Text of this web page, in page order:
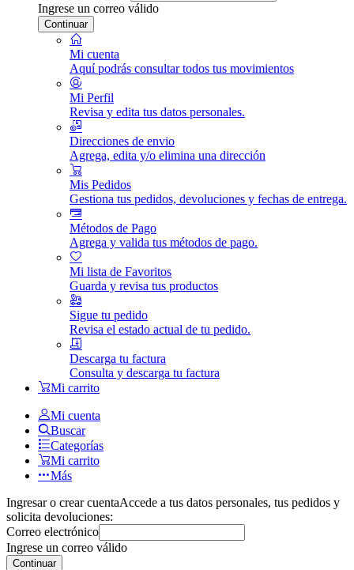
Ingrese un correo válido
Continuar
Mi cuenta
Aquí podrás consultar todos tus movimientos
Mi Perfil
Revisa y edita tus datos personales.
Direcciones de envio
Agrega, edita y/o elimina una dirección
Mis Pedidos
Gestiona tus pedidos, devoluciones y fechas de entrega.
Métodos de Pago
Agrega y valida tus métodos de pago.
Mi lista de Favoritos
Guarda y revisa tus productos
Sigue tu pedido
Revisa el estado actual de tu pedido.
Descarga tu factura
Consulta y descarga tu factura
Mi carrito
Mi cuenta
Buscar
Categorías
Mi carrito
Más
Ingresar o crear cuentaAccede a tus datos personales, tus pedidos y
solicita devoluciones:
Correo electrónico
Ingrese un correo válido
Continuar